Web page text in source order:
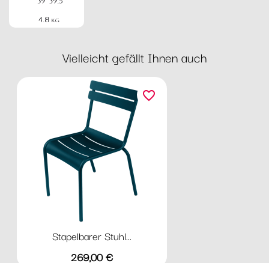
Vielleicht gefällt Ihnen auch
Stapelbarer Stuhl...
Preis
269,00 €
favorite_border